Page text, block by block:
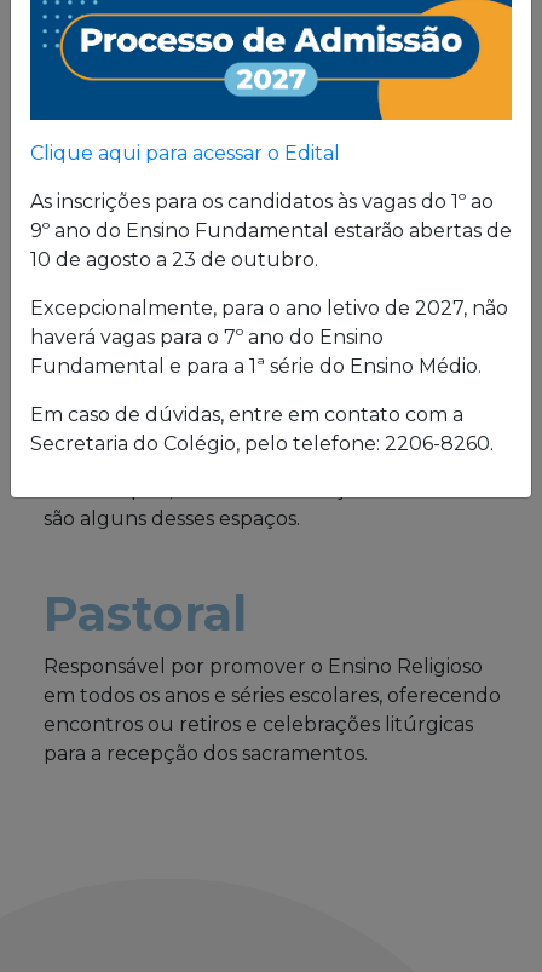
Proposta
Pedagógica
formação, pautada em valores cristãos e um
consistente conhecimento acadêmico.
Estrutura física
O Colégio oferece uma excelente estrutura para
atender a seus alunos em período integral.
Laboratórios de Química, Física e Biologia; salas
de leitura e de grupo; biblioteca; cybersala;
auditórios; complexo esportivo; piscina
são alguns desses espaços.
Pastoral
Responsável por promover o Ensino Religioso
em todos os anos e séries escolares, oferecendo
encontros ou retiros e celebrações litúrgicas
para a recepção dos sacramentos.
Clique aqui para acessar o Edital
As inscrições para os candidatos às vagas do 1º ao
9º ano do Ensino Fundamental estarão abertas de
10 de agosto a 23 de outubro.
Excepcionalmente, para o ano letivo de 2027, não
haverá vagas para o 7º ano do Ensino
Fundamental e para a 1ª série do Ensino Médio.
Em caso de dúvidas, entre em contato com a
Secretaria do Colégio, pelo telefone: 2206-8260.